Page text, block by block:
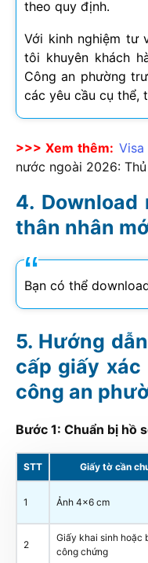
theo quy định.
Với kinh nghiệm tư
tôi khuyên khách
Công an phường
các yêu cầu cụ thể,
>>> Xem thêm:
nước ngoài 2026:
Download
thân nhân
Bạn có thể
Hướng
cấp giấy
công an
Bước 1: Chuẩn bị hồ
STT Giấy tờ cần
1 Ảnh 4×6 cm
2
Giấy khai sinh hoặc
công chứng